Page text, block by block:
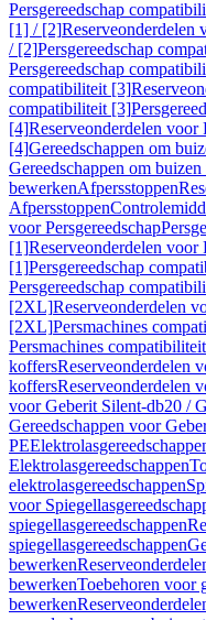
Persgereedschap
[1] / [2]Reserveonderdelen
/ [2]Persgereedschap
Persgereedschap
compatibiliteit [3]
compatibiliteit [3]
[4]Reserveonderdelen voor
[4]Gereedschappen om
Gereedschappen om buizen
bewerkenAfpersstoppen
Afpersstoppen
voor Persgereedschap
[1]Reserveonderdelen voor
[1]Persgereedschap
Persgereedschap
[2XL]Reserveonderdelen
[2XL]Persmachines
Persmachines
koffersReserveonderdelen
koffersReserveonderdelen
voor Geberit Silent-db20 /
Gereedschappen voor
PE
Elektrolasgereedschappen
elektrolasgereedschappen
voor
spiegellasgereedschappen
spiegellasgereedschappen
bewerken
bewerkenToebehoren voor
bewerken